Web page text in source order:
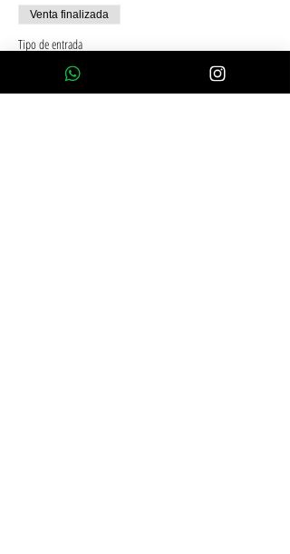
Venta finalizada
Tipo de entrada
10x Tarjeta de crédito sin intereses